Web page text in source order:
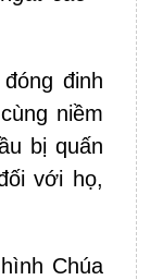
đinh
niềm
bị quấn
với họ,
Chúa